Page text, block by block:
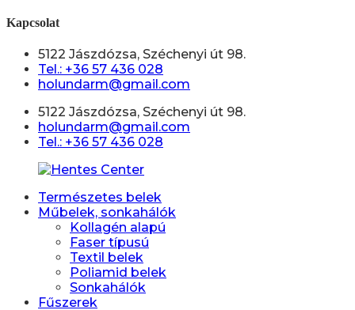
Kapcsolat
5122 Jászdózsa, Széchenyi út 98.
Tel.: +36 57 436 028
holundarm@gmail.com
5122 Jászdózsa, Széchenyi út 98.
holundarm@gmail.com
Tel.: +36 57 436 028
Természetes belek
Műbelek, sonkahálók
Kollagén alapú
Faser típusú
Textil belek
Poliamid belek
Sonkahálók
Fűszerek